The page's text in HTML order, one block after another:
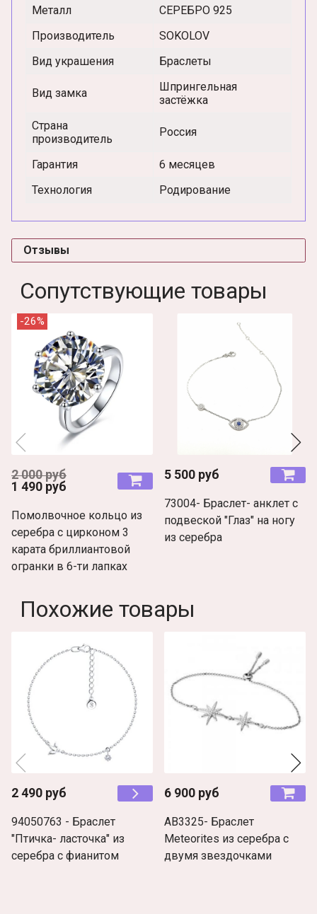
Металл
СЕРЕБРО 925
Производитель
SOKOLOV
Вид украшения
Браслеты
Вид замка
Шпрингельная
застёжка
Страна
производитель
Россия
Гарантия
6 месяцев
Технология
Родирование
Отзывы
Сопутствующие товары
-26%
2 000 руб
1 490 руб
Помолвочное кольцо из
серебра с цирконом 3
карата бриллиантовой
огранки в 6-ти лапках
5 500 руб
73004- Браслет- анклет с
подвеской "Глаз" на ногу
из серебра
Похожие товары
2 490 руб
94050763 - Браслет
"Птичка- ласточка" из
серебра с фианитом
6 900 руб
AB3325- Браслет
Meteorites из серебра с
двумя звездочками